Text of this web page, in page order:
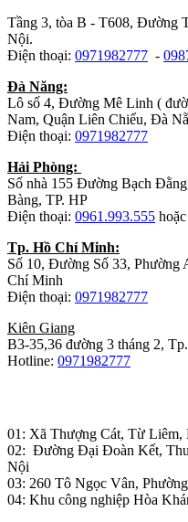
Tầng 3, tòa B - T608, Đường
Nội.
Điện thoại: 0971982777 -
Đà Năng:
Lô số 4, Đường Mê Linh (
Nam, Quận Liên Chiểu, Đà
Điện thoại: 0971982777
Hải Phòng:
Số nhà 155 Đường Bạch
Bàng, TP. HP
Điện thoại: 0961.993.555 hoặc
Tp. Hồ Chí Minh:
Số 10, Đường Số 33,
Chí Minh
Điện thoại: 0971982777
Kiên Giang
B3-35,36 đường 3 tháng 2,
Hotline: 0971982777
01: Xã Thượng Cát, Từ Liêm,
02: Đường Đại Đoàn Kết,
Nội
03: 260 Tô Ngọc Vân,
04: Khu công nghiệp Hòa